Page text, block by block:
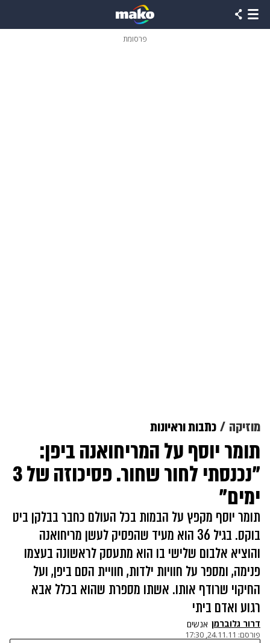
פרסומת
מוזיקה כתבות וראיונות
תומר יוסף על המריחואנה ביפן:
"נכנסתי לחור שחור. פסיכוזה של 3
ימים"
תומר יוסף מקפץ על הבמות בכל העולם כחבר בבלקן ביט
בוקס. בגיל 36 הוא מעיד שהפסיק לעשן מריחואנה
והוציא אלבום שלישי בו הוא מתעסק לראשונה בעצמו
פנימה, ומספר על חוויות ילדות, חוויית הסם ביפן, ועל
החיקוי שרודף אותו. אשתו מספרת שהוא בכלל אבא
רגוע ואדם ביתי
דרור גלוברמן אנשים
פורסם: 24.11.11, 17:30